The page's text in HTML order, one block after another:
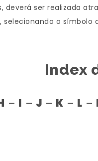
ser realizada
o símbolo
Index
– I – J – K – L –